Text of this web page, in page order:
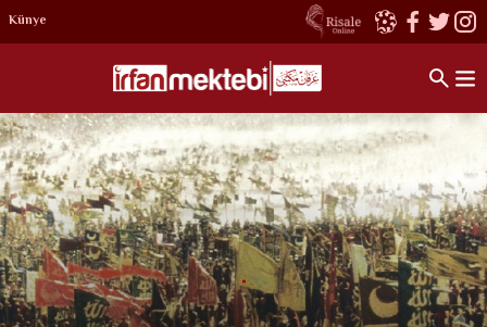
Künye